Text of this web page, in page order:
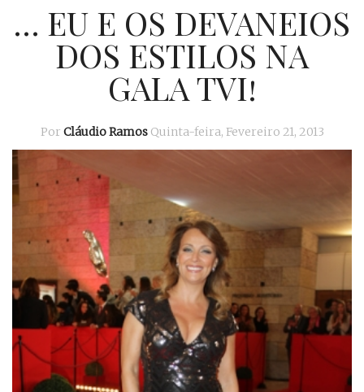
… EU E OS DEVANEIOS
DOS ESTILOS NA
GALA TVI!
Por Cláudio Ramos Quinta-feira, Fevereiro 21, 2013